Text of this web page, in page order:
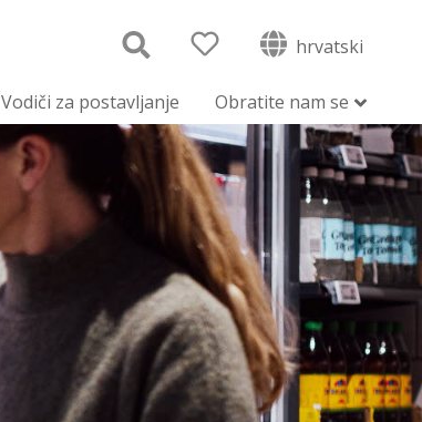
hrvatski
Vodiči za postavljanje Obratite nam se